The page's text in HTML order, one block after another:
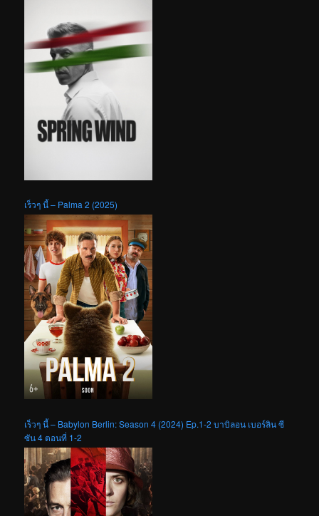
เร็วๆ นี้ – Palma 2 (2025)
เร็วๆ นี้ – Babylon Berlin: Season 4 (2024) Ep.1-2 บาบิลอน เบอร์ลิน ซี
ซัน 4 ตอนที่ 1-2